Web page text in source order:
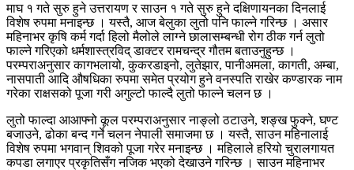
माघ १ गते सुरु हुने उत्तरायण र साउन १ गते सुरु हुने दक्षिणायनका दिनलाई
विशेष रुपमा मनाइन्छ । यस्तै, आज बेलुका लुतो पनि फाल्ने गरिन्छ । असार
महिनाभर कृषि कर्म गर्दा हिलो मैलोले लाग्ने छालासम्बन्धी रोग ठीक गर्न लुतो
फाल्ने गरिएको धर्मशास्त्रविद् डाक्टर रामचन्द्र गौतम बताउनुहुन्छ ।
परम्पराअनुसार कागभलायो, कुकरडाइनो, लुतेझार, पानीअमला, कागती, अम्बा,
नासपाती आदि औषधिका रुपमा समेत प्रयोग हुने वनस्पति राखेर कण्डारक नाम
गरेका राक्षसको पूजा गरी अगुल्टो फाल्दै लुतो फाल्ने चलन छ ।
लुतो फाल्दा आआफ्नो कूल परम्पराअनुसार नाङ्लो ठटाउने, शङ्ख फुक्ने, घण्ट
बजाउने, ढोका बन्द गर्ने चलन नेपाली समाजमा छ । यस्तै, साउन महिनालाई
विशेष रुपमा भगवान् शिवको पूजा गरेर मनाइन्छ । महिलाले हरियो चुरालगायत
कपडा लगाएर प्रकृतिसँग नजिक भएको देखाउने गरिन्छ । साउन महिनाभर